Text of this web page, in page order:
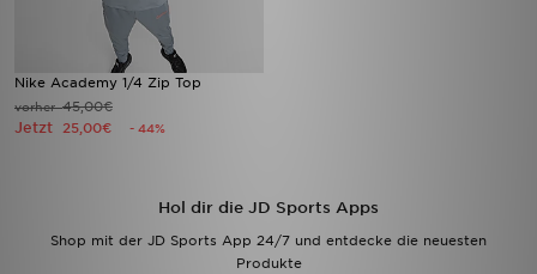
Nike Academy 1/4 Zip Top
vorher45,00€
Jetzt 25,00€ - 44%
Hol dir die JD Sports Apps
Shop mit der JD Sports App 24/7 und entdecke die neuesten
Produkte